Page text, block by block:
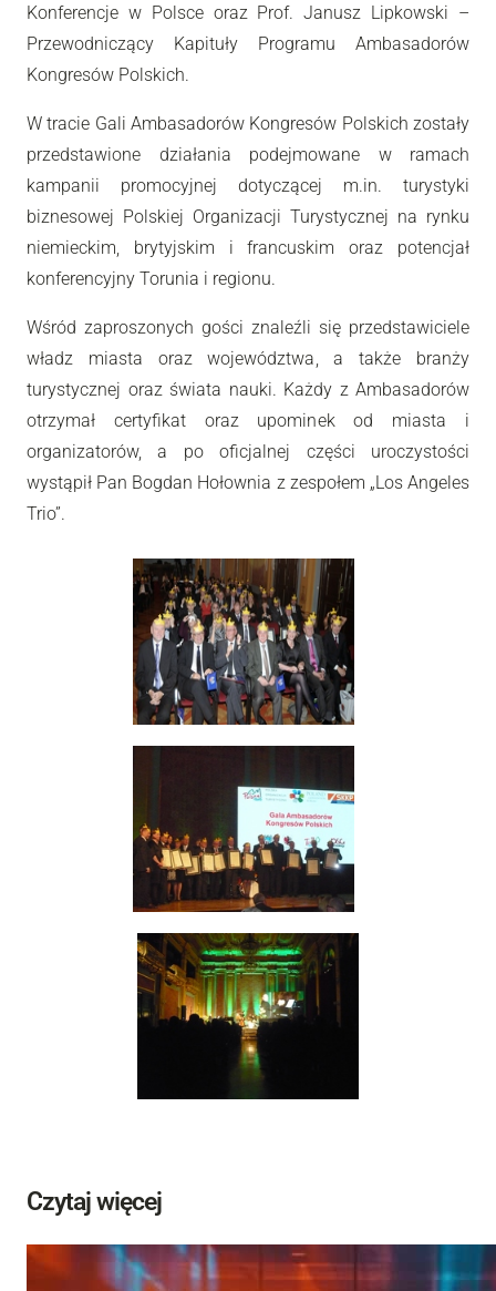
Konferencje w Polsce oraz Prof. Janusz Lipkowski –
Przewodniczący Kapituły Programu Ambasadorów
Kongresów Polskich.
W tracie Gali Ambasadorów Kongresów Polskich zostały
przedstawione działania podejmowane w ramach
kampanii promocyjnej dotyczącej m.in. turystyki
biznesowej Polskiej Organizacji Turystycznej na rynku
niemieckim, brytyjskim i francuskim oraz potencjał
konferencyjny Torunia i regionu.
Wśród zaproszonych gości znaleźli się przedstawiciele
władz miasta oraz województwa, a także branży
turystycznej oraz świata nauki. Każdy z Ambasadorów
otrzymał certyfikat oraz upominek od miasta i
organizatorów, a po oficjalnej części uroczystości
wystąpił Pan Bogdan Hołownia z zespołem „Los Angeles
Trio”.
Czytaj więcej